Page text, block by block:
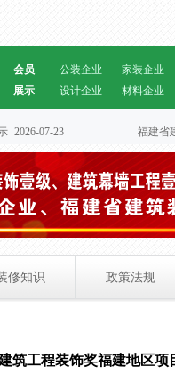
会员
展示
公装企业
家装企业
设计企业
材料企业
2026-07-23 福建省
修知识 政策法规
筑工程装饰奖福建地区项